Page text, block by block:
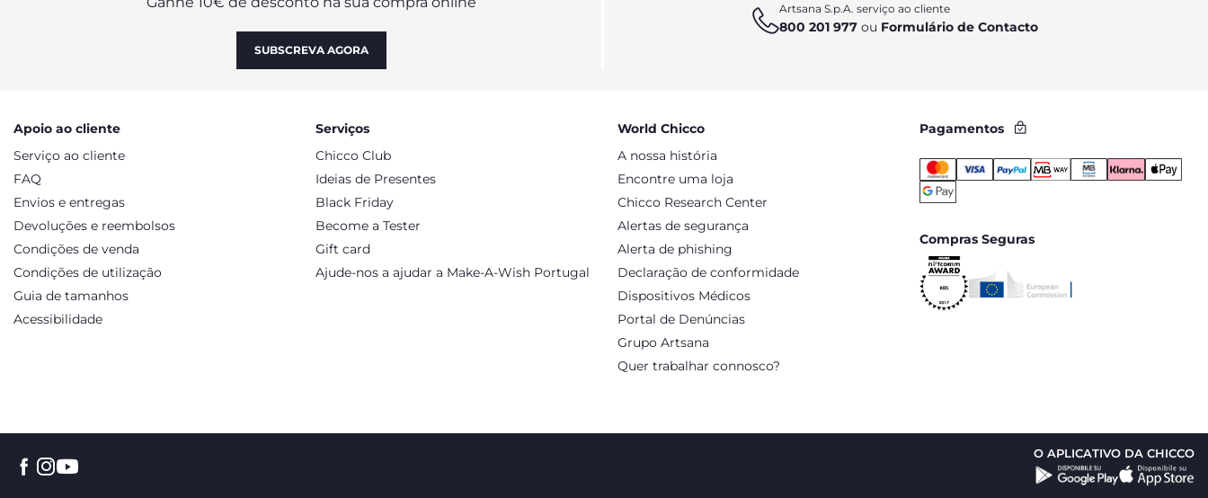
SUBSCREVA AGORA
Artsana S.p.A. serviço ao cliente
800 201 977ou Formulário de Contacto
Apoio ao cliente
Serviço ao cliente
FAQ
Envios e entregas
Devoluções e reembolsos
Condições de venda
Condições de utilização
Guia de tamanhos
Acessibilidade
Serviços
Chicco Club
Ideias de Presentes
Black Friday
Become a Tester
Gift card
Ajude-nos a ajudar a Make-A-Wish Portugal
World Chicco
A nossa história
Encontre uma loja
Chicco Research Center
Alertas de segurança
Alerta de phishing
Declaração de conformidade
Dispositivos Médicos
Portal de Denúncias
Grupo Artsana
Quer trabalhar connosco?
Pagamentos
Compras Seguras
O APLICATIVO DA CHICCO